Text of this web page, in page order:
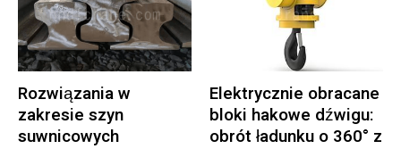
Rozwiązania w
zakresie szyn
suwnicowych
Elektrycznie obracane
bloki hakowe dźwigu:
obrót ładunku o 360° z